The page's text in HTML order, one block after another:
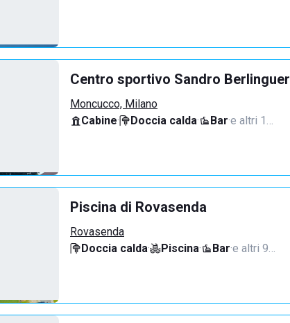
Centro sportivo Sandro Berlinguer
Moncucco, Milano
Cabine· Doccia calda· Bar·e altri 1…
Piscina di Rovasenda
Rovasenda
Doccia calda· Piscina· Bar·e altri 9…